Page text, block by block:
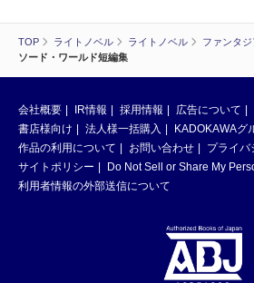
TOP ライトノベル ライトノベル ファンタ
ソード・ワールド短編集
会社概要 IR情報 採用情報 広告について
書店様向け
法人様一括購入
KADOKAWAグ
作品の利用について
お問い合わせ
プライバ
サイトポリシー
Do Not Sell or Share My
利用者情報の外部送信について